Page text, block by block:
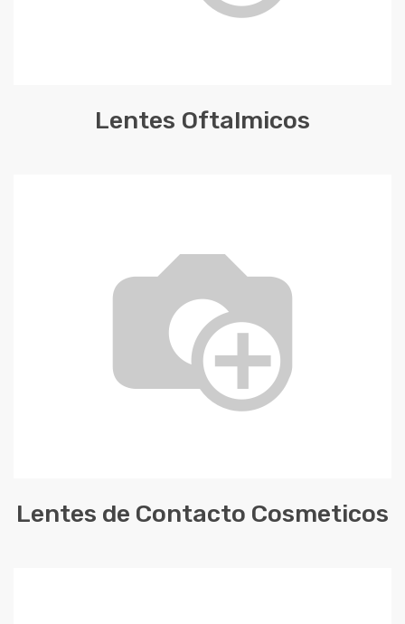
Lentes Oftalmicos
Lentes de Contacto Cosmeticos